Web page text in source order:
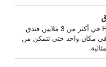
يبحث HotelsCombined في أكثر من 3 ملايين فندق
مكان واحد حتى تتمكن من